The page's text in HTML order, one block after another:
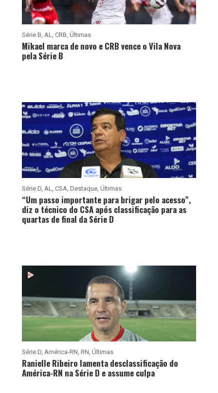
Série B, AL, CRB, Últimas
Mikael marca de novo e CRB vence o Vila Nova
pela Série B
Série D, AL, CSA, Destaque, Últimas
“Um passo importante para brigar pelo acesso”,
diz o técnico do CSA após classificação para as
quartas de final da Série D
Série D, América-RN, RN, Últimas
Ranielle Ribeiro lamenta desclassificação do
América-RN na Série D e assume culpa